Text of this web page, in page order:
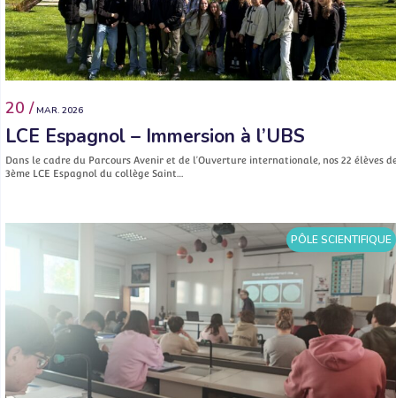
20 / MAR. 2026
LCE Espagnol – Immersion à l’UBS
Dans le cadre du Parcours Avenir et de l’Ouverture internationale, nos 22 élèves
3ème LCE Espagnol du collège Saint…
PÔLE SCIENTIFIQUE